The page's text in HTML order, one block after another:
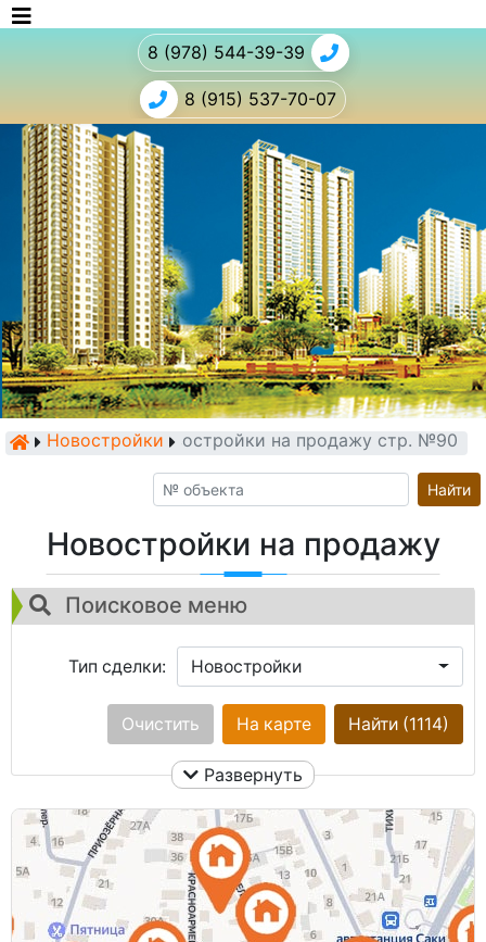
8 (978) 544-39-39
8 (915) 537-70-07
НовостройкиНовостройки на продажу стр. №90
Найти
Новостройки на продажу
Поисковое меню
Тип сделки: Новостройки
Город: Ничего не выбрано
Площадь общая:
Улица: Ничего не выбрано
Кол. комнат:
Найти (1114)
На карте
Очистить
Развернуть